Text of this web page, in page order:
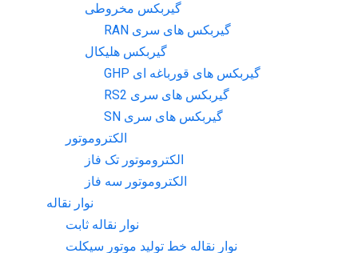
گیربکس مخروطی
گیربکس های سری RAN
گیربکس هلیکال
گیربکس های قورباغه ای GHP
گیربکس های سری RS2
گیربکس های سری SN
الکتروموتور
الکتروموتور تک فاز
الکتروموتور سه فاز
نوار نقاله
نوار نقاله ثابت
نوار نقاله خط تولید موتور سیکلت